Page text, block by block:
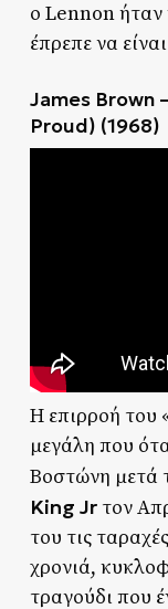
ο Lennon ήταν
έπρεπε να
James Brown
Proud) (1968)
Η επιρροή του
μεγάλη που
Βοστώνη μετά
King Jrτον
του τις
χρονιά,
τραγούδι που